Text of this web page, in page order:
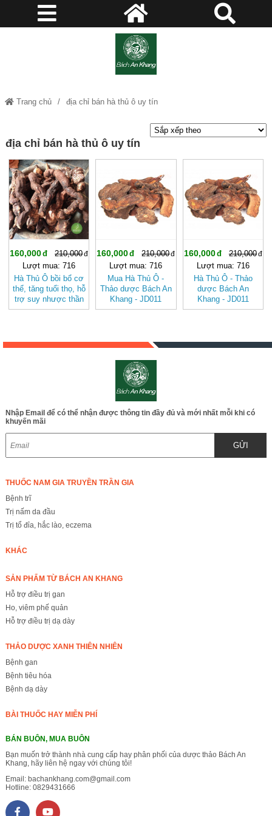
Trang chủ địa chỉ bán hà thủ ô uy tín
địa chỉ bán hà thủ ô uy tín
-23%
160,000
210,000
Lượt mua: 716
Hà Thủ Ô bồi bổ cơ
thể, tăng tuổi thọ, hỗ
trợ suy nhược thần
kinh, kém ăn, mất
-23%
160,000
210,000
Lượt mua: 716
Mua Hà Thủ Ô -
Thảo dược Bách An
Khang - JD011
hathuo v2
-23%
160,000
210,000
Lượt mua: 716
Hà Thủ Ô - Thảo
dược Bách An
Khang - JD011
hathuo
Nhập Email để có thể nhận được thông tin đầy đủ và mới nhất mỗi khi có
khuyến mãi
GỬI
THUỐC NAM GIA TRUYỀN TRẦN GIA
Bệnh trĩ
Trị nấm da đầu
Trị tổ đỉa, hắc lào, eczema
KHÁC
SẢN PHẨM TỪ BÁCH AN KHANG
Hỗ trợ điều trị gan
Ho, viêm phế quản
Hỗ trợ điều trị dạ dày
THẢO DƯỢC XANH THIÊN NHIÊN
Bệnh gan
Bệnh tiêu hóa
Bệnh dạ dày
BÀI THUỐC HAY MIỄN PHÍ
BÁN BUÔN, MUA BUÔN
Bạn muốn trở thành nhà cung cấp hay phân phối của dược thảo Bách An
Khang, hãy liên hệ ngay với chúng tôi!
Email: bachankhang.com@gmail.com
Hotline: 0829431666